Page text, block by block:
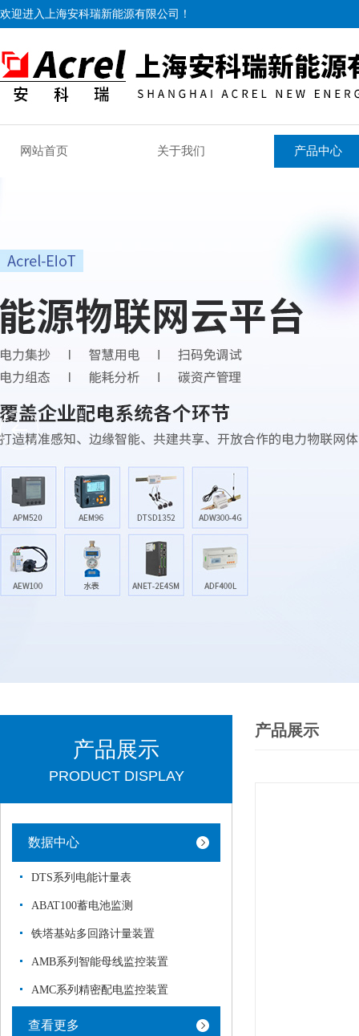
欢迎进入上海安科瑞新能源有限公司！
网站首页 关于我们 产品中心
产品展示
PRODUCT DISPLAY
数据中心
DTS系列电能计量表
ABAT100蓄电池监测
铁塔基站多回路计量装置
AMB系列智能母线监控装置
AMC系列精密配电监控装置
查看更多
产品展示